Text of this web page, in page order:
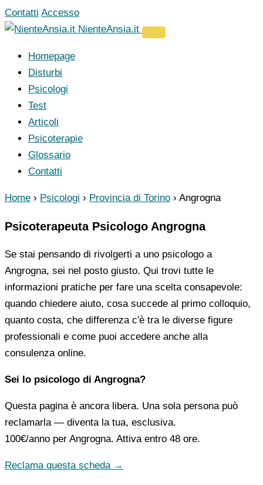
Vai
al
Contatti Accesso
NienteAnsia.it
Homepage
Disturbi
Psicologi
Test
Articoli
Psicoterapie
Glossario
Contatti
Home › Psicologi › Provincia di Torino › Angrogna
Psicoterapeuta Psicologo Angrogna
Se stai pensando di rivolgerti a uno psicologo a
Angrogna, sei nel posto giusto. Qui trovi tutte le
informazioni pratiche per fare una scelta consapevole:
quando chiedere aiuto, cosa succede al primo colloquio,
quanto costa, che differenza c'è tra le diverse figure
professionali e come puoi accedere anche alla
consulenza online.
Sei lo psicologo di Angrogna?
Questa pagina è ancora libera. Una sola persona può
reclamarla — diventa la tua, esclusiva.
100€/anno per Angrogna. Attiva entro 48 ore.
Reclama questa scheda →